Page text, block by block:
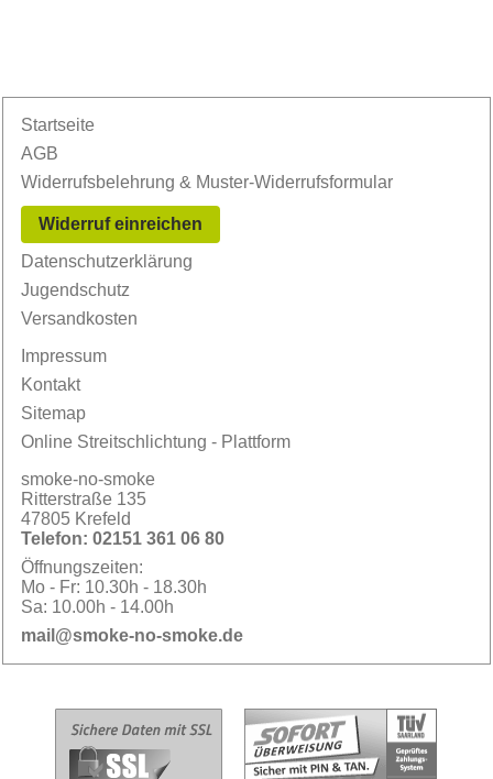
Startseite
AGB
Widerrufsbelehrung & Muster-Widerrufsformular
Widerruf einreichen
Datenschutzerklärung
Jugendschutz
Versandkosten
Impressum
Kontakt
Sitemap
Online Streitschlichtung - Plattform
smoke-no-smoke
Ritterstraße 135
47805 Krefeld
Telefon:02151 361 06 80
Öffnungszeiten:
Mo - Fr: 10.30h - 18.30h
Sa: 10.00h - 14.00h
mail@smoke-no-smoke.de